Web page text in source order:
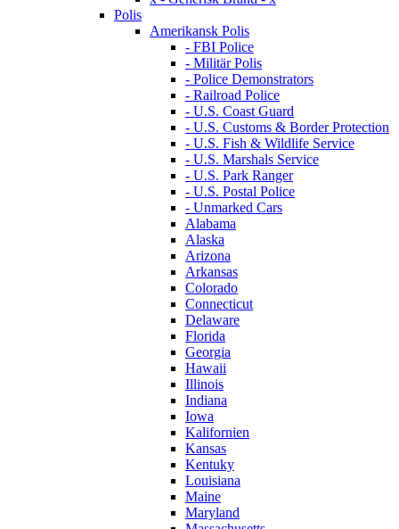
Polis
Amerikansk Polis
- FBI Police
- Militär Polis
- Police Demonstrators
- Railroad Police
- U.S. Coast Guard
- U.S. Customs & Border Protection
- U.S. Fish & Wildlife Service
- U.S. Marshals Service
- U.S. Park Ranger
- U.S. Postal Police
- Unmarked Cars
Alabama
Alaska
Arizona
Arkansas
Colorado
Connecticut
Delaware
Florida
Georgia
Hawaii
Illinois
Indiana
Iowa
Kalifornien
Kansas
Kentuky
Louisiana
Maine
Maryland